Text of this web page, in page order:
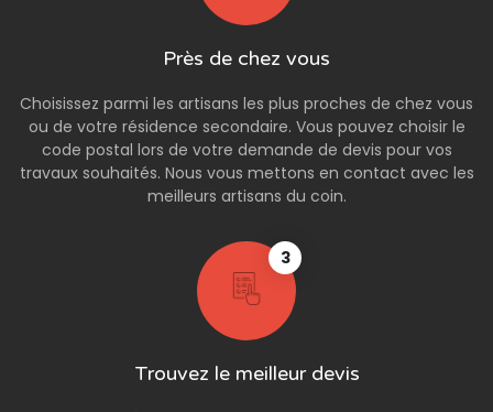
Près de chez vous
Choisissez parmi les artisans les plus proches de chez vous
ou de votre résidence secondaire. Vous pouvez choisir le
code postal lors de votre demande de devis pour vos
travaux souhaités. Nous vous mettons en contact avec les
meilleurs artisans du coin.
3
Trouvez le meilleur devis